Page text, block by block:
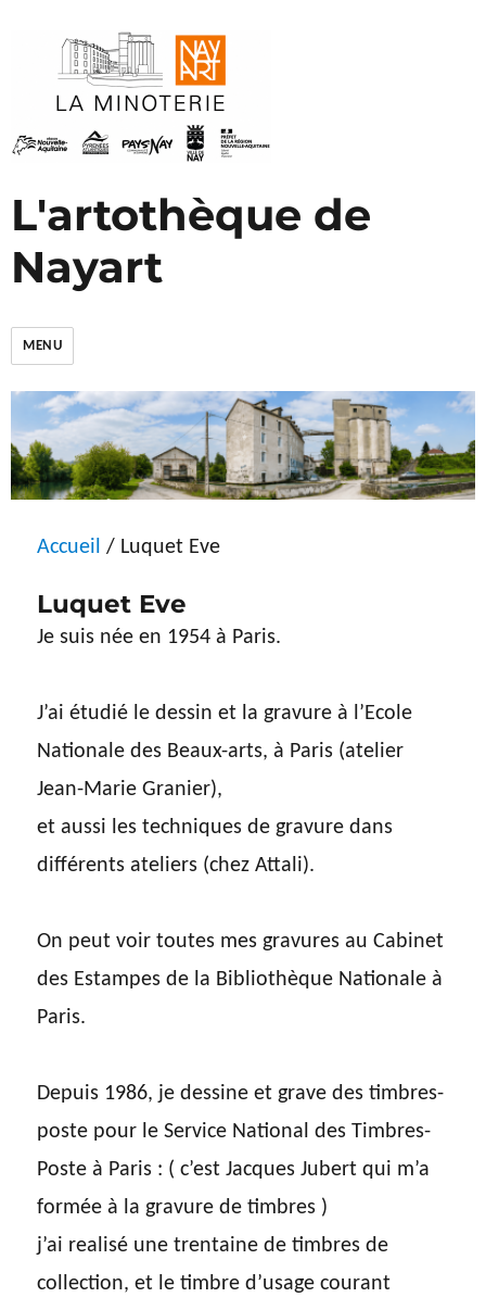
L'artothèque de
Nayart
MENU
Accueil / Luquet Eve
Luquet Eve
Je suis née en 1954 à Paris.
J’ai étudié le dessin et la gravure à l’Ecole
Nationale des Beaux-arts, à Paris (atelier
Jean-Marie Granier),
et aussi les techniques de gravure dans
différents ateliers (chez Attali).
On peut voir toutes mes gravures au Cabinet
des Estampes de la Bibliothèque Nationale à
Paris.
Depuis 1986, je dessine et grave des timbres-
poste pour le Service National des Timbres-
Poste à Paris : ( c’est Jacques Jubert qui m’a
formée à la gravure de timbres )
j’ai realisé une trentaine de timbres de
collection, et le timbre d’usage courant